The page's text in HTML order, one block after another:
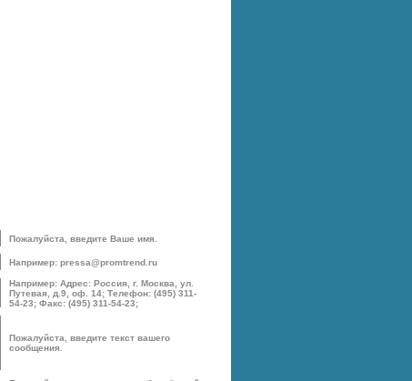
Пожалуйста, введите Ваше имя.
Например: pressa@promtrend.ru
Например: Адрес: Россия, г. Москва, ул.
Путевая, д.9, оф. 14; Телефон: (495) 311-
54-23; Факс: (495) 311-54-23;
Пожалуйста, введите текст вашего
сообщения.